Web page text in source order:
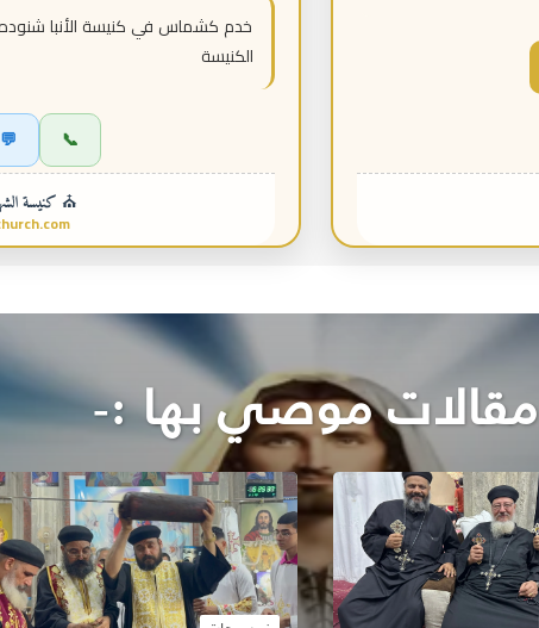
خدم كشماس في كنيسة الأنبا
الكنيسة
📞
💬
⛪ كنيسة
مقالات موصي بها :-